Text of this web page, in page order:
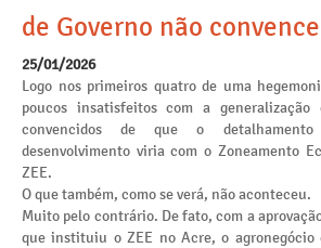
de Governo não
25/01/2026
Logo nos primeiros quatro de uma
poucos insatisfeitos com a generalização
convencidos de que o
desenvolvimento viria com o Zoneamento
ZEE.
O que também, como se verá, não aconteceu.
Muito pelo contrário. De fato, com a
que instituiu o ZEE no Acre, o agronegócio